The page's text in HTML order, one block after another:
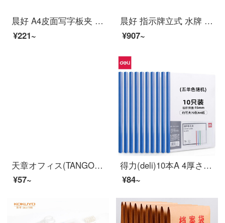
晨好 A4皮面写字板夹 会议夹 垫板 磁性书写文件板夹 夹纸板 仿皮黑色
¥221~
晨好 指示牌立式 水牌 告示牌广告牌 伸缩 360度旋转 A4 金色
¥907~
天章オフィス(TANGO)10个装A4透明拉杆夹抽杆夹文件夹资料夹报告夹简历夹试卷夹纸夹书夹子彩色混色装オフィス用品
¥57~
得力(deli)10本A 4厚さ15 mmロッドホルダー資料フォルダ履歴書ホルダー5855 10本単色ランダム
¥84~